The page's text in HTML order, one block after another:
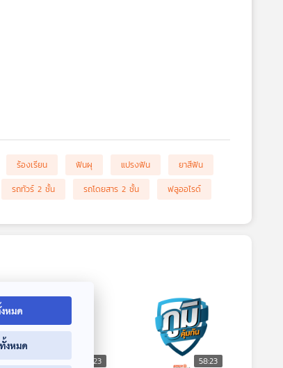
ร้องเรียน ฟันผุ แปรงฟัน
ยาสีฟัน
รถทัวร์ 2 ชั้น รถโดยสาร 2 ชั้น ฟลูออไรด์
58:23 58:23
หมด
งหมด